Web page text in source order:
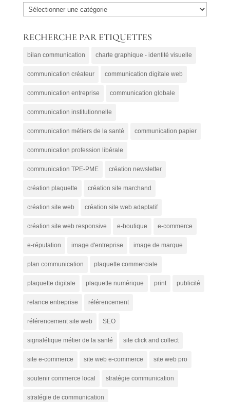
RECHERCHE
CATEGORIES
RECHERCHE PAR ETIQUETTES
bilan communication charte graphique - identité visuelle
communication créateur communication digitale web
communication entreprise communication globale
communication institutionnelle
communication métiers de la santé communication papier
communication profession libérale
communication TPE-PME création newsletter
création plaquette création site marchand
création site web création site web adaptatif
création site web responsive e-boutique e-commerce
e-réputation image d'entreprise image de marque
plan communication plaquette commerciale
plaquette digitale plaquette numérique print publicité
relance entreprise référencement
référencement site web SEO
signalétique métier de la santé site click and collect
site e-commerce site web e-commerce site web pro
soutenir commerce local stratégie communication
stratégie de communication